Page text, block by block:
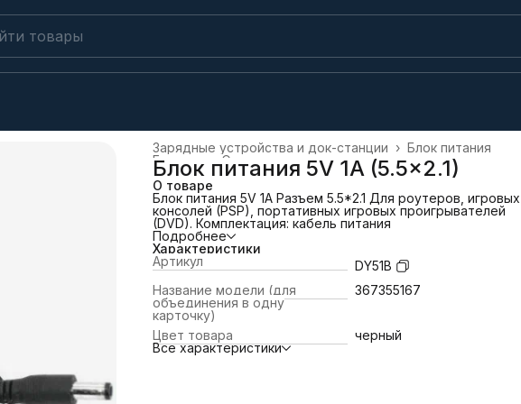
Блок питания
Зарядные устройства и док-станции ›
Электроника
›
Главная
Блок питания 5V 1A (5.5x2.1)
О товаре
Блок питания 5V 1A Разъем 5.5*2.1 Для роутеров, игровых
консолей (PSP), портативных игровых проигрывателей
(DVD). Комплектация: кабель питания
Подробнее
Характеристики
Артикул
DY51B
Название модели (для
объединения в одну
карточку)
367355167
Цвет товара
черный
Все характеристики